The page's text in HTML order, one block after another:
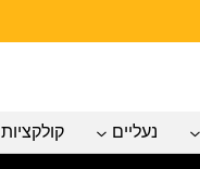
נעליים קולקציות